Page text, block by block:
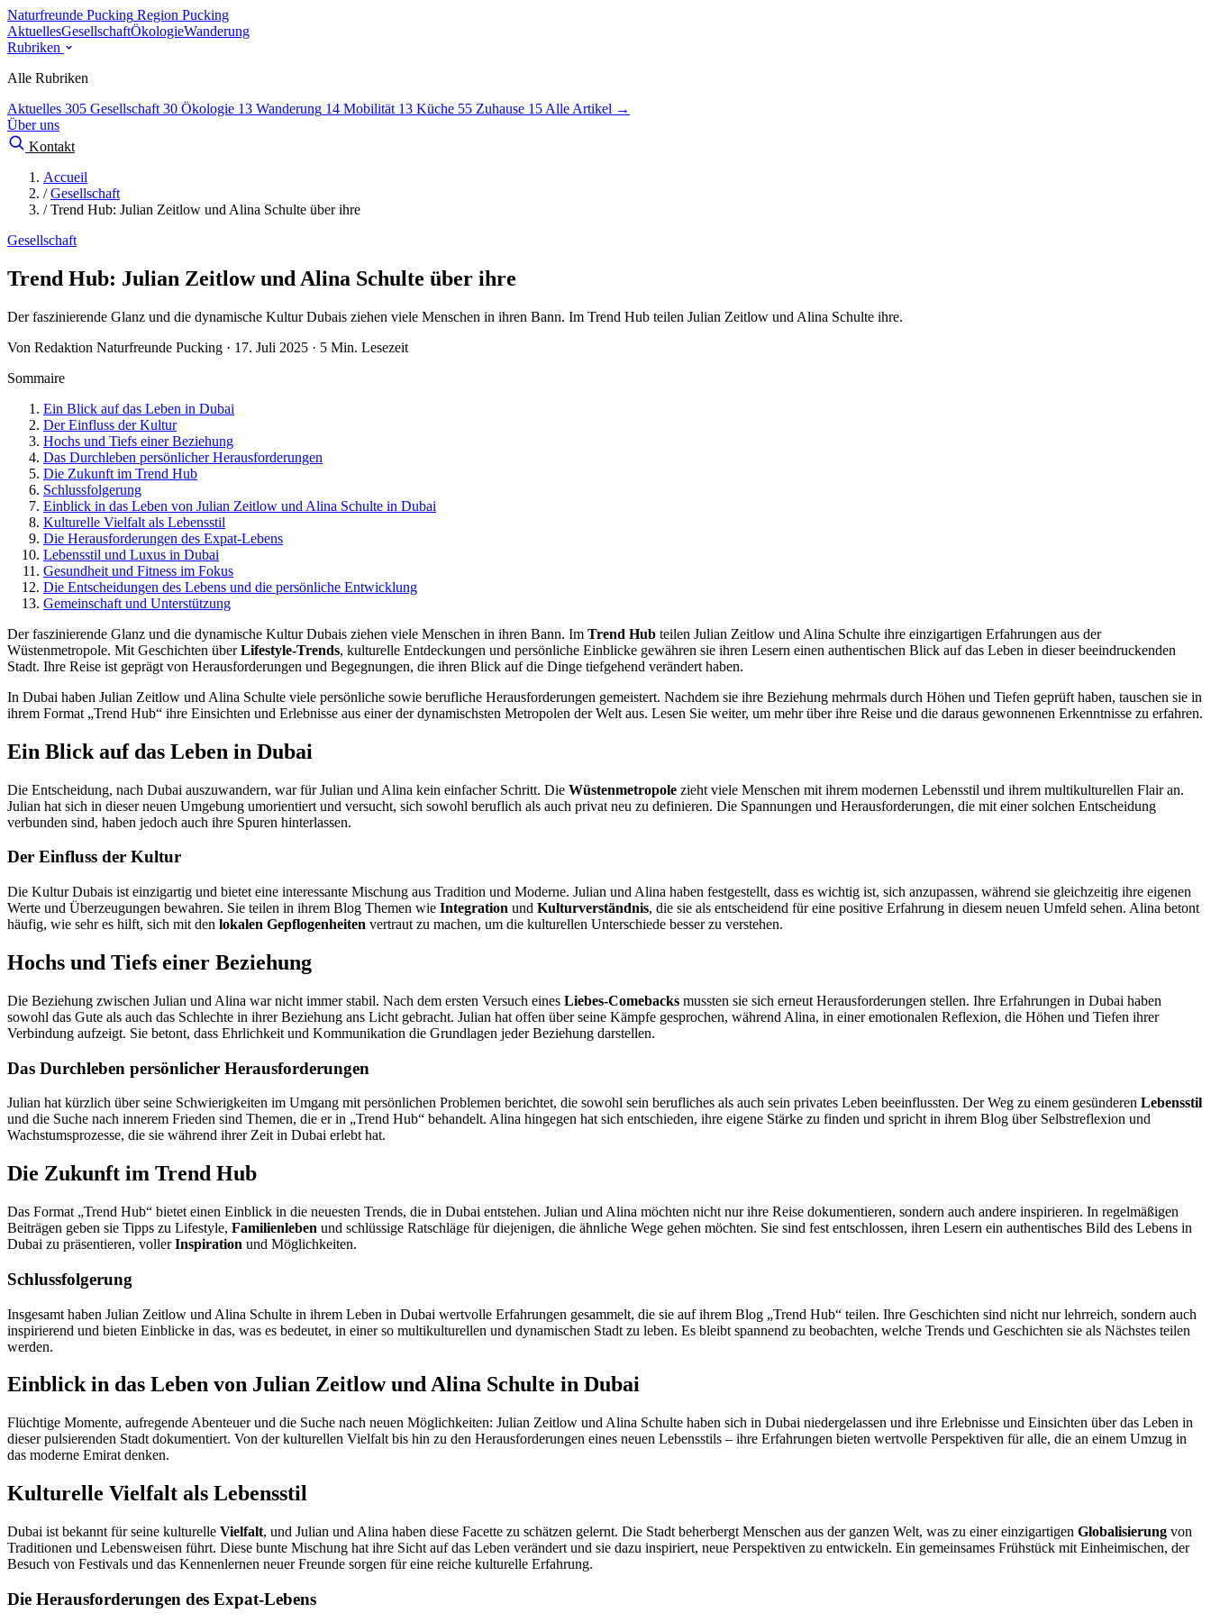
Naturfreunde Pucking Region Pucking
AktuellesGesellschaftÖkologieWanderung
Rubriken
Alle Rubriken
Aktuelles 305 Gesellschaft 30 Ökologie 13 Wanderung 14 Mobilität 13 Küche 55 Zuhause 15 Alle Artikel →
Über uns
Kontakt
Accueil
/ Gesellschaft
/ Trend Hub: Julian Zeitlow und Alina Schulte über ihre
Gesellschaft
Trend Hub: Julian Zeitlow und Alina Schulte über ihre
Der faszinierende Glanz und die dynamische Kultur Dubais ziehen viele Menschen in ihren Bann. Im Trend Hub teilen Julian Zeitlow und Alina Schulte ihre.
Von Redaktion Naturfreunde Pucking · 17. Juli 2025 · 5 Min. Lesezeit
Sommaire
Ein Blick auf das Leben in Dubai
Der Einfluss der Kultur
Hochs und Tiefs einer Beziehung
Das Durchleben persönlicher Herausforderungen
Die Zukunft im Trend Hub
Schlussfolgerung
Einblick in das Leben von Julian Zeitlow und Alina Schulte in Dubai
Kulturelle Vielfalt als Lebensstil
Die Herausforderungen des Expat-Lebens
Lebensstil und Luxus in Dubai
Gesundheit und Fitness im Fokus
Die Entscheidungen des Lebens und die persönliche Entwicklung
Gemeinschaft und Unterstützung
Der faszinierende Glanz und die dynamische Kultur Dubais ziehen viele Menschen in ihren Bann. Im Trend Hub teilen Julian Zeitlow und Alina Schulte ihre einzigartigen Erfahrungen aus der
Wüstenmetropole. Mit Geschichten überLifestyle-Trends, kulturelle Entdeckungen und persönliche Einblicke gewähren sie ihren Lesern einen authentischen Blick auf das Leben in dieser beeindruckenden
Stadt. Ihre Reise ist geprägt von Herausforderungen und Begegnungen, die ihren Blick auf die Dinge tiefgehend verändert haben.
In Dubai haben Julian Zeitlow und Alina Schulte viele persönliche sowie berufliche Herausforderungen gemeistert. Nachdem sie ihre Beziehung mehrmals durch Höhen und Tiefen geprüft haben, tauschen sie in
ihrem Format „Trend Hub“ ihre Einsichten und Erlebnisse aus einer der dynamischsten Metropolen der Welt aus. Lesen Sie weiter, um mehr über ihre Reise und die daraus gewonnenen Erkenntnisse zu erfahren.
Ein Blick auf das Leben in Dubai
Die Entscheidung, nach Dubai auszuwandern, war für Julian und Alina kein einfacher Schritt. Die Wüstenmetropole zieht viele Menschen mit ihrem modernen Lebensstil und ihrem multikulturellen Flair an.
Julian hat sich in dieser neuen Umgebung umorientiert und versucht, sich sowohl beruflich als auch privat neu zu definieren. Die Spannungen und Herausforderungen, die mit einer solchen Entscheidung
verbunden sind, haben jedoch auch ihre Spuren hinterlassen.
Der Einfluss der Kultur
Die Kultur Dubais ist einzigartig und bietet eine interessante Mischung aus Tradition und Moderne. Julian und Alina haben festgestellt, dass es wichtig ist, sich anzupassen, während sie gleichzeitig ihre eigenen
Werte und Überzeugungen bewahren. Sie teilen in ihrem Blog Themen wie Integration und Kulturverständnis, die sie als entscheidend für eine positive Erfahrung in diesem neuen Umfeld sehen. Alina betont
häufig, wie sehr es hilft, sich mit den lokalen Gepflogenheiten vertraut zu machen, um die kulturellen Unterschiede besser zu verstehen.
Hochs und Tiefs einer Beziehung
Die Beziehung zwischen Julian und Alina war nicht immer stabil. Nach dem ersten Versuch eines Liebes-Comebacks mussten sie sich erneut Herausforderungen stellen. Ihre Erfahrungen in Dubai haben
sowohl das Gute als auch das Schlechte in ihrer Beziehung ans Licht gebracht. Julian hat offen über seine Kämpfe gesprochen, während Alina, in einer emotionalen Reflexion, die Höhen und Tiefen ihrer
Verbindung aufzeigt. Sie betont, dass Ehrlichkeit und Kommunikation die Grundlagen jeder Beziehung darstellen.
Das Durchleben persönlicher Herausforderungen
Julian hat kürzlich über seine Schwierigkeiten im Umgang mit persönlichen Problemen berichtet, die sowohl sein berufliches als auch sein privates Leben beeinflussten. Der Weg zu einem gesünderen Lebensstil
und die Suche nach innerem Frieden sind Themen, die er in „Trend Hub“ behandelt. Alina hingegen hat sich entschieden, ihre eigene Stärke zu finden und spricht in ihrem Blog über Selbstreflexion und
Wachstumsprozesse, die sie während ihrer Zeit in Dubai erlebt hat.
Die Zukunft im Trend Hub
Das Format „Trend Hub“ bietet einen Einblick in die neuesten Trends, die in Dubai entstehen. Julian und Alina möchten nicht nur ihre Reise dokumentieren, sondern auch andere inspirieren. In regelmäßigen
Beiträgen geben sie Tipps zu Lifestyle, Familienleben und schlüssige Ratschläge für diejenigen, die ähnliche Wege gehen möchten. Sie sind fest entschlossen, ihren Lesern ein authentisches Bild des Lebens in
Dubai zu präsentieren, vollerInspiration und Möglichkeiten.
Schlussfolgerung
Insgesamt haben Julian Zeitlow und Alina Schulte in ihrem Leben in Dubai wertvolle Erfahrungen gesammelt, die sie auf ihrem Blog „Trend Hub“ teilen. Ihre Geschichten sind nicht nur lehrreich, sondern auch
inspirierend und bieten Einblicke in das, was es bedeutet, in einer so multikulturellen und dynamischen Stadt zu leben. Es bleibt spannend zu beobachten, welche Trends und Geschichten sie als Nächstes teilen
werden.
Einblick in das Leben von Julian Zeitlow und Alina Schulte in Dubai
Flüchtige Momente, aufregende Abenteuer und die Suche nach neuen Möglichkeiten: Julian Zeitlow und Alina Schulte haben sich in Dubai niedergelassen und ihre Erlebnisse und Einsichten über das Leben in
dieser pulsierenden Stadt dokumentiert. Von der kulturellen Vielfalt bis hin zu den Herausforderungen eines neuen Lebensstils – ihre Erfahrungen bieten wertvolle Perspektiven für alle, die an einem Umzug in
das moderne Emirat denken.
Kulturelle Vielfalt als Lebensstil
Dubai ist bekannt für seine kulturelle Vielfalt, und Julian und Alina haben diese Facette zu schätzen gelernt. Die Stadt beherbergt Menschen aus der ganzen Welt, was zu einer einzigartigen Globalisierung von
Traditionen und Lebensweisen führt. Diese bunte Mischung hat ihre Sicht auf das Leben verändert und sie dazu inspiriert, neue Perspektiven zu entwickeln. Ein gemeinsames Frühstück mit Einheimischen, der
Besuch von Festivals und das Kennenlernen neuer Freunde sorgen für eine reiche kulturelle Erfahrung.
Die Herausforderungen des Expat-Lebens